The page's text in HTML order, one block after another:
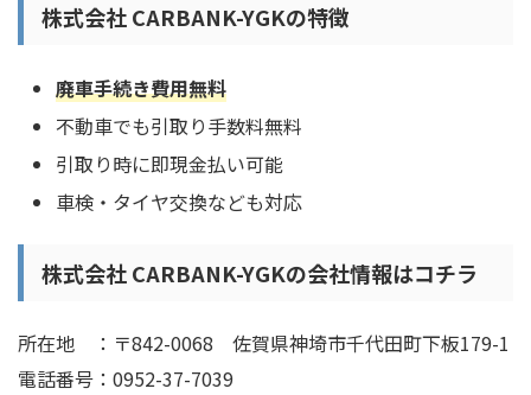
株式会社 CARBANK-YGKの特徴
廃車手続き費用無料
不動車でも引取り手数料無料
引取り時に即現金払い可能
車検・タイヤ交換なども対応
株式会社 CARBANK-YGKの会社情報はコチラ
所在地 ：〒842-0068 佐賀県神埼市千代田町下板179-1
電話番号：0952-37-7039